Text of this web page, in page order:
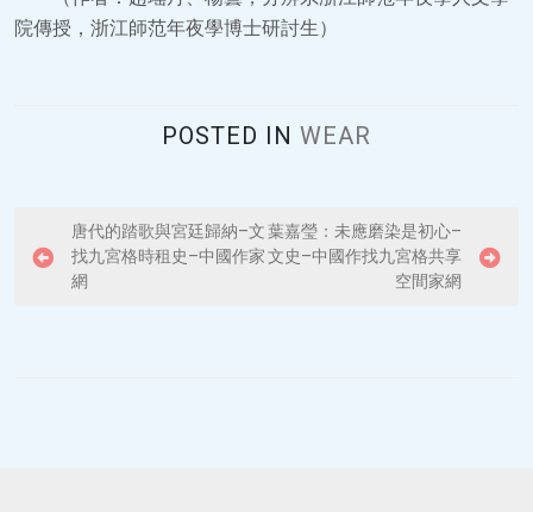
院傳授，浙江師范年夜學博士研討生）
POSTED IN WEAR
o
唐代的踏歌與宮廷歸納–文
找九宮格時租史–中國作家
網
葉嘉瑩：未應磨染是初心–
文史–中國作找九宮格共享
空間家網